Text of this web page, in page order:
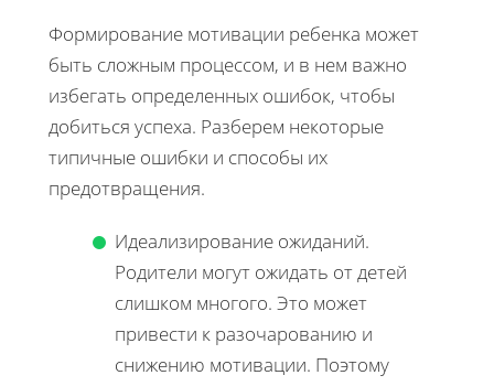
Формирование мотивации ребенка может
быть сложным процессом, и в нем важно
избегать определенных ошибок, чтобы
добиться успеха. Разберем некоторые
типичные ошибки и способы их
предотвращения.
Идеализирование ожиданий.
Родители могут ожидать от детей
слишком многого. Это может
привести к разочарованию и
снижению мотивации. Поэтому